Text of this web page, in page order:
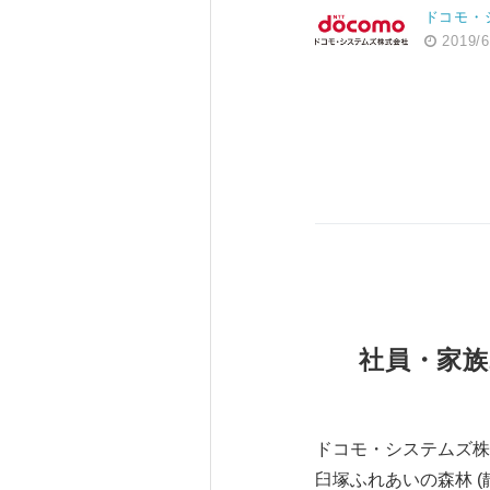
ドコモ
2019/
社員・家
ドコモ・システムズ
臼塚ふれあいの森林